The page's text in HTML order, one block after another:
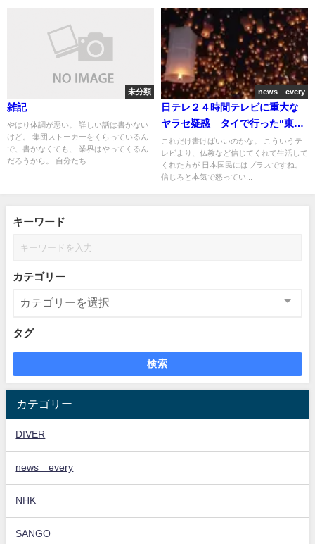
未分類
雑記
やはり体調が悪い。 詳しい話は書かない
けど。 集団ストーカーをくらっているん
で、書かなくても、 業界はやってくるん
だろうから。 自分たち...
news every
日テレ２４時間テレビに重大な
ヤラセ疑惑 タイで行った“東日
本大震災の死者を弔う祭り”は金
を払って人々を集めたデッチ上
げだった！
これだけ書けばいいのかな。 こういうテ
レビより、仏教など信じてくれて生活して
くれた方が 日本国民にはプラスですね。
信じろと本気で怒ってい...
キーワード
カテゴリー
タグ
検索
カテゴリー
DIVER
news every
NHK
SANGO